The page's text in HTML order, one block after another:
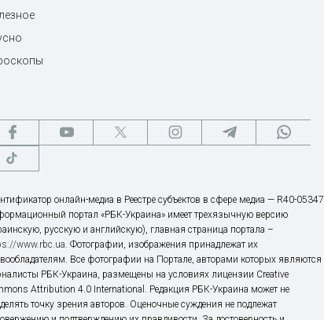
онлайн-медиа в Реестре субъектов в сфере медиа — R40-05347
портал «РБК-Украина» имеет трехязычную версию
русскую и английскую), главная страница портала –
www.rbc.ua. Фотографии, изображения принадлежат их
Все фотографии на Портале, авторами которых являются
РБК-Украина, размещены на условиях лицензии Creative
Attribution 4.0 International. Редакция РБК-Украина может не
точку зрения авторов. Оценочные суждения не подлежат